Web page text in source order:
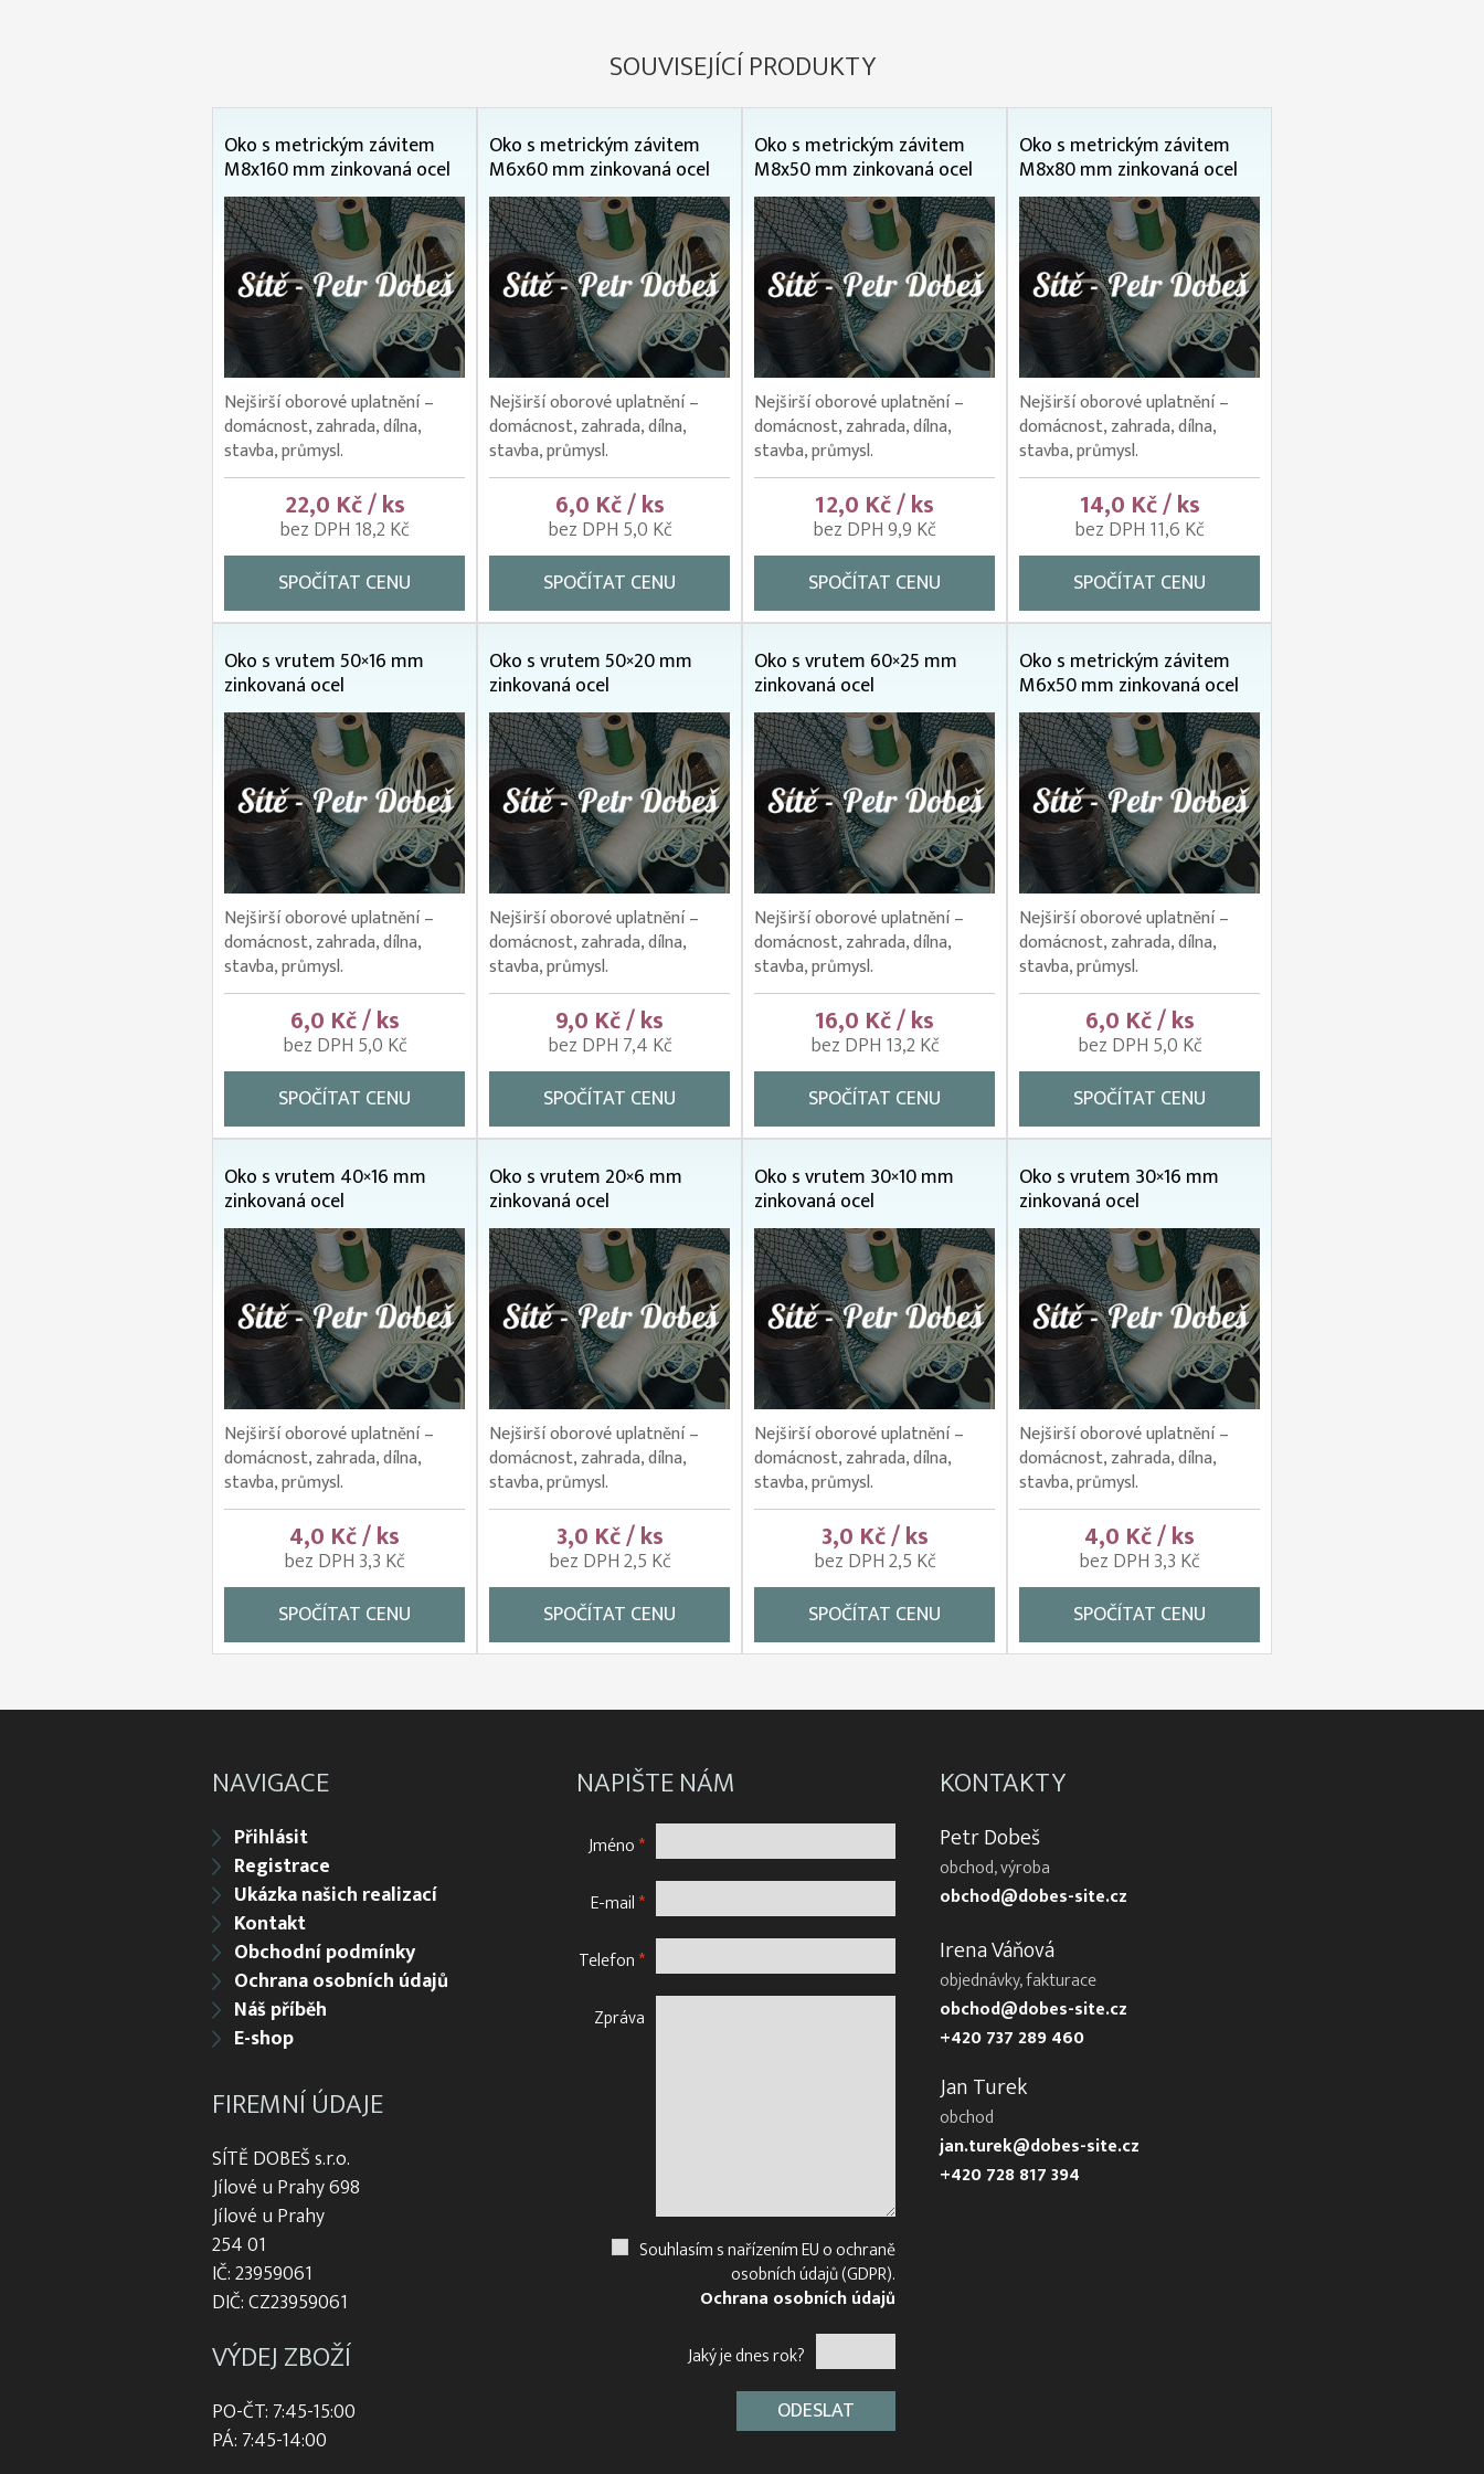
SOUVISEJÍCÍ PRODUKTY
Oko s metrickým závitem
M8x160 mm zinkovaná ocel
Nejširší oborové uplatnění –
domácnost, zahrada, dílna,
stavba, průmysl.
22,0 Kč / ks
bez DPH 18,2 Kč
SPOČÍTAT CENU
Oko s metrickým závitem
M6x60 mm zinkovaná ocel
Nejširší oborové uplatnění –
domácnost, zahrada, dílna,
stavba, průmysl.
6,0 Kč / ks
bez DPH 5,0 Kč
SPOČÍTAT CENU
Oko s metrickým závitem
M8x50 mm zinkovaná ocel
Nejširší oborové uplatnění –
domácnost, zahrada, dílna,
stavba, průmysl.
12,0 Kč / ks
bez DPH 9,9 Kč
SPOČÍTAT CENU
Oko s metrickým závitem
M8x80 mm zinkovaná ocel
Nejširší oborové uplatnění –
domácnost, zahrada, dílna,
stavba, průmysl.
14,0 Kč / ks
bez DPH 11,6 Kč
SPOČÍTAT CENU
Oko s vrutem 50×16 mm
zinkovaná ocel
Nejširší oborové uplatnění –
domácnost, zahrada, dílna,
stavba, průmysl.
6,0 Kč / ks
bez DPH 5,0 Kč
SPOČÍTAT CENU
Oko s vrutem 50×20 mm
zinkovaná ocel
Nejširší oborové uplatnění –
domácnost, zahrada, dílna,
stavba, průmysl.
9,0 Kč / ks
bez DPH 7,4 Kč
SPOČÍTAT CENU
Oko s vrutem 60×25 mm
zinkovaná ocel
Nejširší oborové uplatnění –
domácnost, zahrada, dílna,
stavba, průmysl.
16,0 Kč / ks
bez DPH 13,2 Kč
SPOČÍTAT CENU
Oko s metrickým závitem
M6x50 mm zinkovaná ocel
Nejširší oborové uplatnění –
domácnost, zahrada, dílna,
stavba, průmysl.
6,0 Kč / ks
bez DPH 5,0 Kč
SPOČÍTAT CENU
Oko s vrutem 40×16 mm
zinkovaná ocel
Nejširší oborové uplatnění –
domácnost, zahrada, dílna,
stavba, průmysl.
4,0 Kč / ks
bez DPH 3,3 Kč
SPOČÍTAT CENU
Oko s vrutem 20×6 mm
zinkovaná ocel
Nejširší oborové uplatnění –
domácnost, zahrada, dílna,
stavba, průmysl.
3,0 Kč / ks
bez DPH 2,5 Kč
SPOČÍTAT CENU
Oko s vrutem 30×10 mm
zinkovaná ocel
Nejširší oborové uplatnění –
domácnost, zahrada, dílna,
stavba, průmysl.
3,0 Kč / ks
bez DPH 2,5 Kč
SPOČÍTAT CENU
Oko s vrutem 30×16 mm
zinkovaná ocel
Nejširší oborové uplatnění –
domácnost, zahrada, dílna,
stavba, průmysl.
4,0 Kč / ks
bez DPH 3,3 Kč
SPOČÍTAT CENU
NAVIGACE
Přihlásit
Registrace
Ukázka našich realizací
Kontakt
Obchodní podmínky
Ochrana osobních údajů
Náš příběh
E-shop
FIREMNÍ ÚDAJE
SÍTĚ DOBEŠ s.r.o.
Jílové u Prahy 698
Jílové u Prahy
254 01
IČ: 23959061
DIČ: CZ23959061
VÝDEJ ZBOŽÍ
PO-ČT: 7:45-15:00
PÁ: 7:45-14:00
NAPIŠTE NÁM
Jméno*
E-mail*
Telefon*
Zpráva
Souhlasím s nařízením EU o ochraně
osobních údajů (GDPR).
Ochrana osobních údajů
Jaký je dnes rok?
KONTAKTY
Petr Dobeš
obchod, výroba
obchod@dobes-site.cz
Irena Váňová
objednávky, fakturace
obchod@dobes-site.cz
+420 737 289 460
Jan Turek
obchod
jan.turek@dobes-site.cz
+420 728 817 394